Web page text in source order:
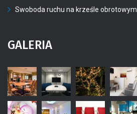
Swoboda ruchu na krześle obrotowym
GALERIA